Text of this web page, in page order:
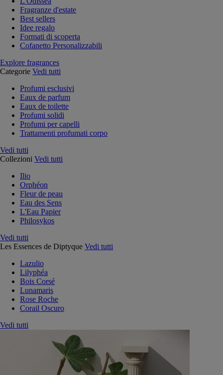
Fragranze d'estate
Best sellers
Idee regalo
Formati di scoperta
Cofanetto Personalizzabili
Explore fragrances
Categorie Vedi tutti
Profumi esclusivi
Eaux de parfum
Eaux de toilette
Profumi solidi
Profumi per capelli
Trattamenti profumati corpo
Vedi tutti
Collezioni Vedi tutti
Ilio
Orphéon
Fleur de peau
Eau des Sens
L'Eau Papier
Philosykos
Vedi tutti
Les Essences de Diptyque Vedi tutti
Lazulio
Lilyphéa
Bois Corsé
Lunamaris
Rose Roche
Corail Oscuro
Vedi tutti